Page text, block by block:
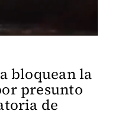
bloquean la
presunto
de